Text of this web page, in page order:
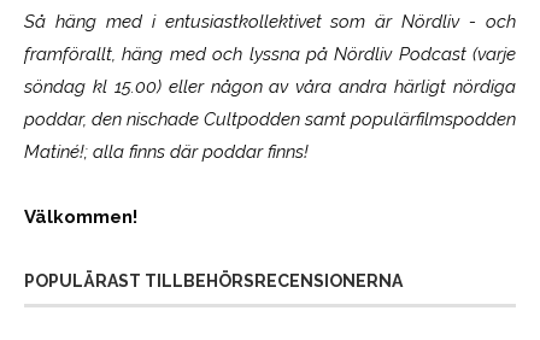
Så häng med i entusiastkollektivet som ärNördliv- och
framförallt, häng med och lyssna på Nördliv Podcast (varje
söndag kl 15.00) eller någon av våra andra härligt nördiga
poddar, den nischade Cultpodden samt populärfilmspodden
Matiné!; alla finns där poddar finns!
Välkommen!
POPULÄRAST TILLBEHÖRSRECENSIONERNA